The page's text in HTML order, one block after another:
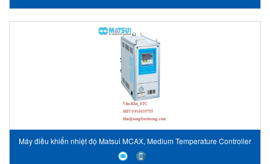
Máy điều khiển nhiệt độ Matsui MCAX, Medium Temperature Controller
MCAX